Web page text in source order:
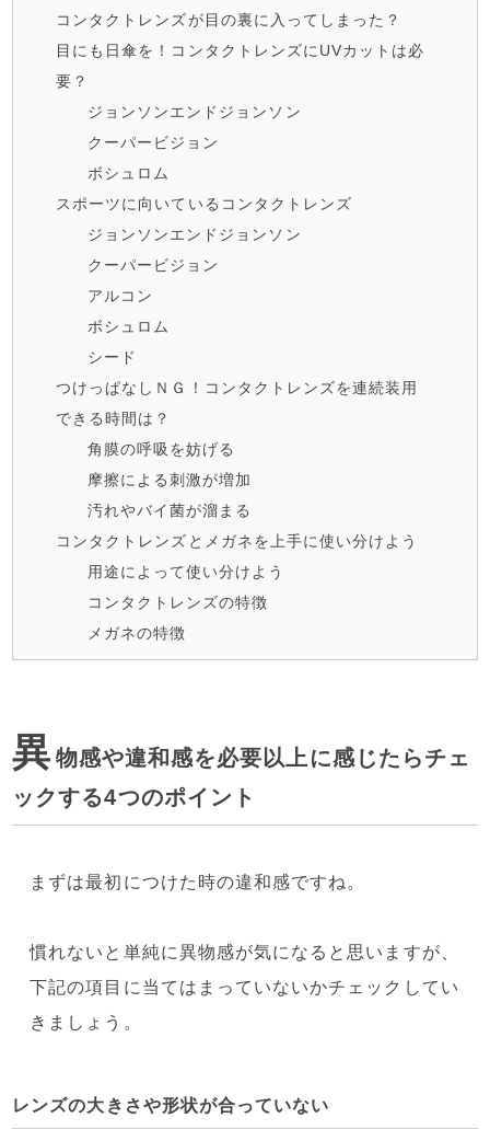
コンタクトレンズが目の裏に入ってしまった？
目にも日傘を！コンタクトレンズにUVカットは必
要？
ジョンソンエンドジョンソン
クーパービジョン
ボシュロム
スポーツに向いているコンタクトレンズ
ジョンソンエンドジョンソン
クーパービジョン
アルコン
ボシュロム
シード
つけっぱなしＮＧ！コンタクトレンズを連続装用
できる時間は？
角膜の呼吸を妨げる
摩擦による刺激が増加
汚れやバイ菌が溜まる
コンタクトレンズとメガネを上手に使い分けよう
用途によって使い分けよう
コンタクトレンズの特徴
メガネの特徴
異 物感や違和感を必要以上に感じたらチェ
ックする4つのポイント
まずは最初につけた時の違和感ですね。
慣れないと単純に異物感が気になると思いますが、
下記の項目に当てはまっていないかチェックしてい
きましょう。
レンズの大きさや形状が合っていない